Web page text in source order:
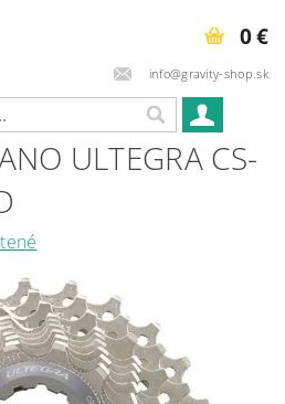
info@gravity-shop.sk
0 €
ULTEGRA CS-